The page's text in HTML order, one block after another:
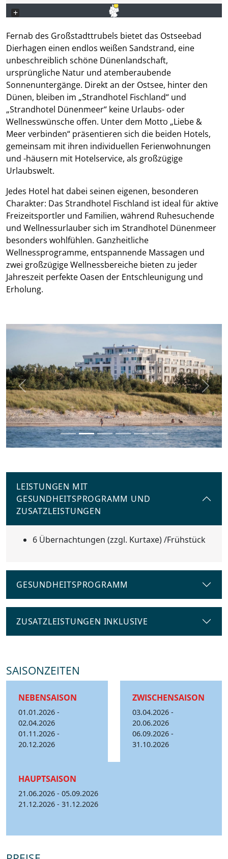
+
Fernab des Großstadttrubels bietet das Ostseebad
Dierhagen einen endlos weißen Sandstrand, eine
unbeschreiblich schöne Dünenlandschaft,
ursprüngliche Natur und atemberaubende
Sonnenuntergänge. Direkt an der Ostsee, hinter den
Dünen, bleiben im „Strandhotel Fischland“ und
„Strandhotel Dünenmeer“ keine Urlaubs- oder
Wellnesswünsche offen. Unter dem Motto „Liebe &
Meer verbinden“ präsentieren sich die beiden Hotels,
gemeinsam mit ihren individuellen Ferienwohnungen
und -häusern mit Hotelservice, als großzügige
Urlaubswelt.
Jedes Hotel hat dabei seinen eigenen, besonderen
Charakter: Das Strandhotel Fischland ist ideal für aktive
Freizeitsportler und Familien, während Ruhesuchende
und Wellnessurlauber sich im Strandhotel Dünenmeer
besonders wohlfühlen. Ganzheitliche
Wellnessprogramme, entspannende Massagen und
zwei großzügige Wellnessbereiche bieten zu jeder
Jahreszeit perfekte Oasen der Entschleunigung und
Erholung.
Previous Next
LEISTUNGEN MIT
GESUNDHEITSPROGRAMM UND
ZUSATZLEISTUNGEN
6 Übernachtungen (zzgl. Kurtaxe) /Frühstück
GESUNDHEITSPROGRAMM
ZUSATZLEISTUNGEN INKLUSIVE
SAISONZEITEN
NEBENSAISON
01.01.2026 -
02.04.2026
01.11.2026 -
20.12.2026
ZWISCHENSAISON
03.04.2026 -
20.06.2026
06.09.2026 -
31.10.2026
HAUPTSAISON
21.06.2026 - 05.09.2026
21.12.2026 - 31.12.2026